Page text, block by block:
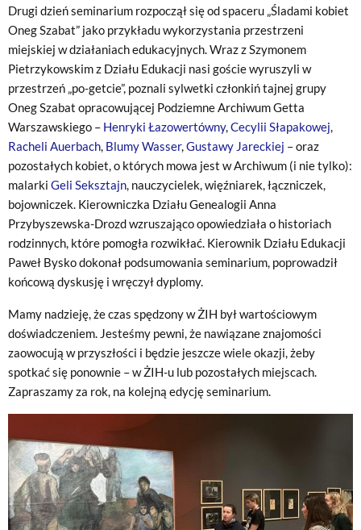
Drugi dzień seminarium rozpoczął się od spaceru „Śladami kobiet
Oneg Szabat” jako przykładu wykorzystania przestrzeni
miejskiej w działaniach edukacyjnych. Wraz z Szymonem
Pietrzykowskim z Działu Edukacji nasi goście wyruszyli w
przestrzeń „po-getcie”, poznali sylwetki członkiń tajnej grupy
Oneg Szabat opracowującej Podziemne Archiwum Getta
Warszawskiego – Henryki Łazowertówny,Cecylii Słapakowej,
Racheli Auerbach, Blumy Wasser,Gustawy Jareckiej – oraz
pozostałych kobiet, o których mowa jest w Archiwum (i nie tylko):
malarki Geli Seksztajn, nauczycielek, więźniarek, łączniczek,
bojowniczek. Kierowniczka Działu Genealogii Anna
Przybyszewska-Drozd wzruszająco opowiedziała o historiach
rodzinnych, które pomogła rozwikłać. Kierownik Działu Edukacji
Paweł Bysko dokonał podsumowania seminarium, poprowadził
końcową dyskusję i wręczył dyplomy.
Mamy nadzieję, że czas spędzony w ŻIH był wartościowym
doświadczeniem. Jesteśmy pewni, że nawiązane znajomości
zaowocują w przyszłości i będzie jeszcze wiele okazji, żeby
spotkać się ponownie – w ŻIH-u lub pozostałych miejscach.
Zapraszamy za rok, na kolejną edycję seminarium.